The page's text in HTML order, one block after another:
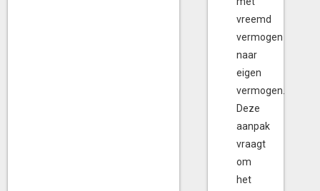
vreemd
vermogen
naar
eigen
vermogen.
Deze
aanpak
vraagt
om
het